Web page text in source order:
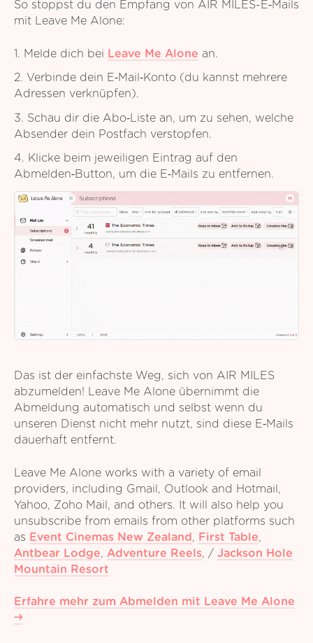
So stoppst du den Empfang von AIR MILES-E‑Mails
mit Leave Me Alone:
1. Melde dich bei Leave Me Alone an.
2. Verbinde dein E‑Mail‑Konto (du kannst mehrere
Adressen verknüpfen).
3. Schau dir die Abo‑Liste an, um zu sehen, welche
Absender dein Postfach verstopfen.
4. Klicke beim jeweiligen Eintrag auf den
Abmelden‑Button, um die E‑Mails zu entfernen.
Das ist der einfachste Weg, sich von AIR MILES
abzumelden! Leave Me Alone übernimmt die
Abmeldung automatisch und selbst wenn du
unseren Dienst nicht mehr nutzt, sind diese E‑Mails
dauerhaft entfernt.
Leave Me Alone works with a variety of email
providers, including Gmail, Outlook and Hotmail,
Yahoo, Zoho Mail, and others. It will also help you
unsubscribe from emails from other platforms such
as Event Cinemas New Zealand , First Table,
Antbear Lodge, Adventure Reels, / Jackson Hole
Mountain Resort
Erfahre mehr zum Abmelden mit Leave Me Alone